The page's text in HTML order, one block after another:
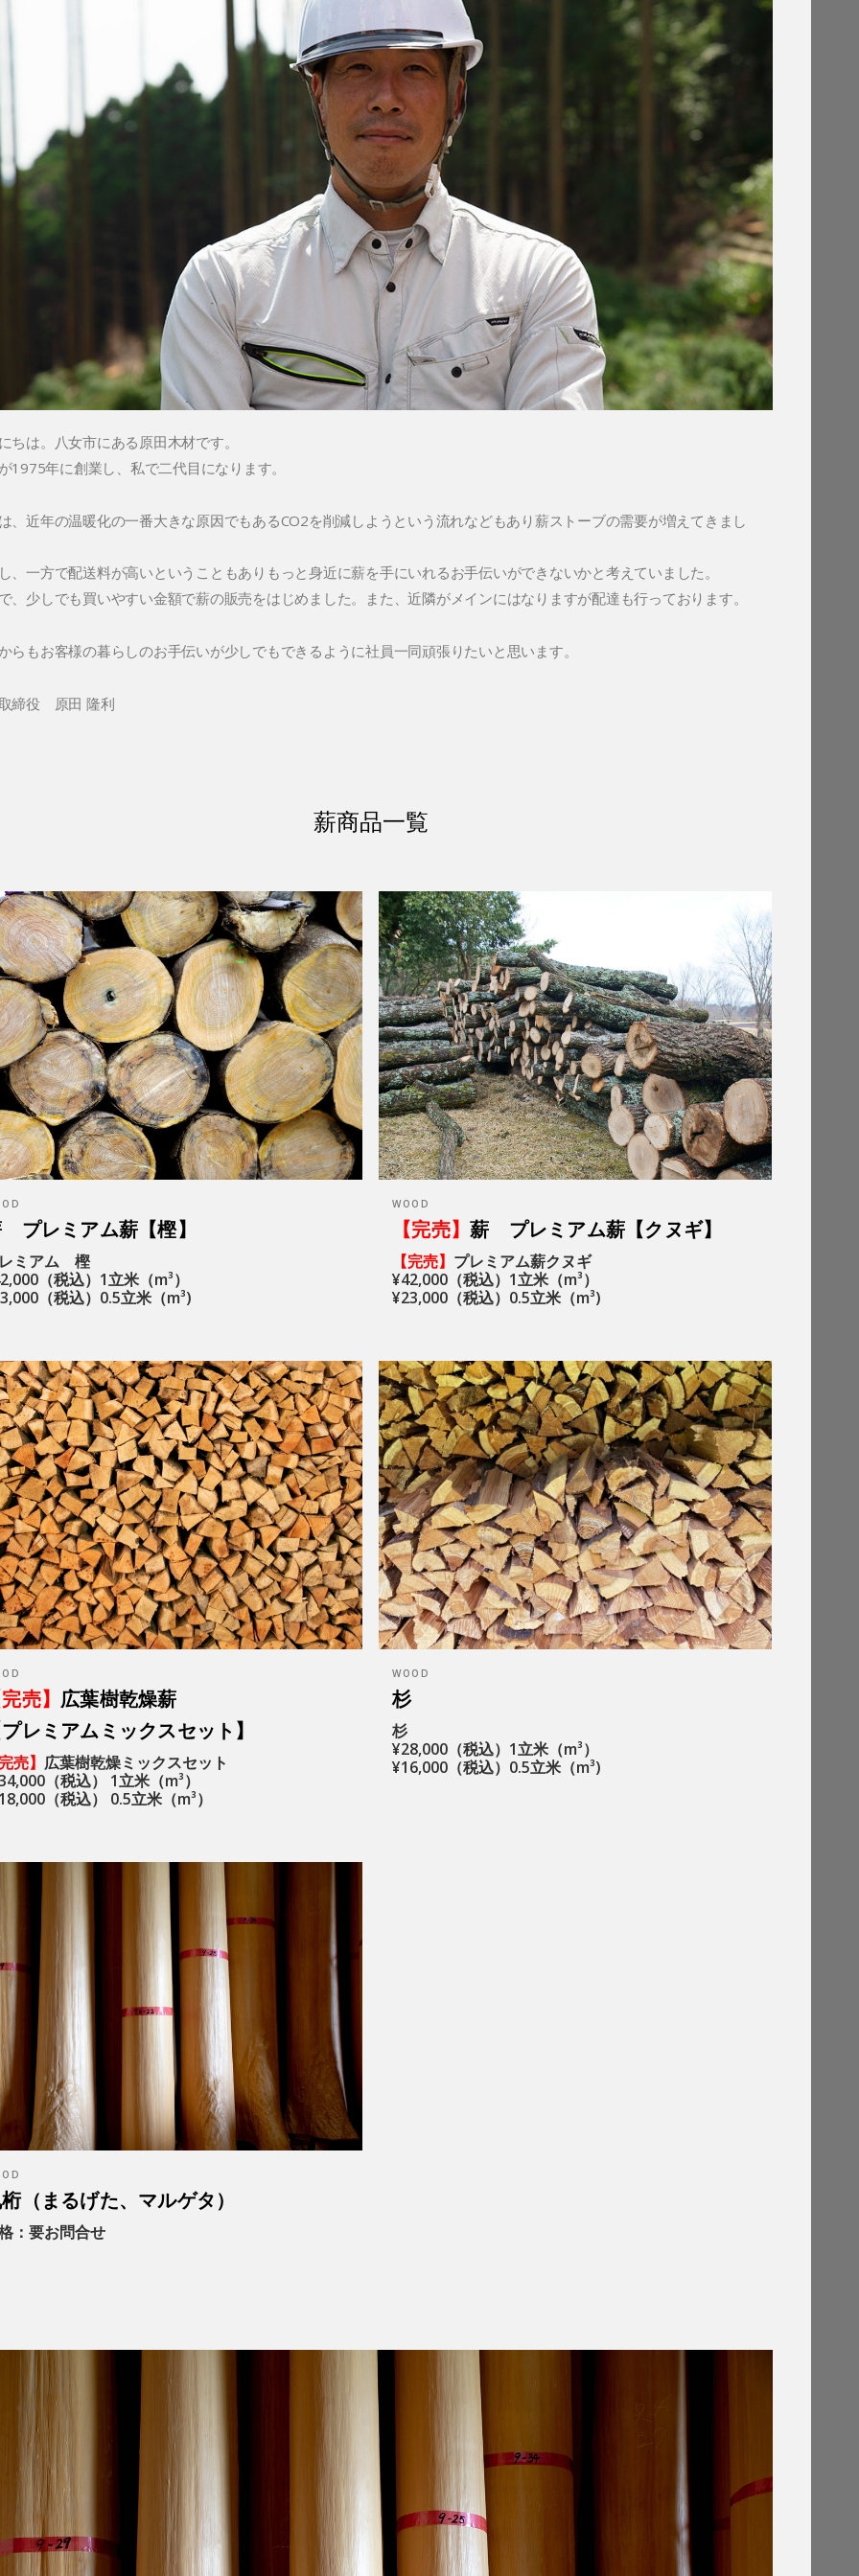
ちは。八女市にある原田木材です。
1975年に創業し、私で二代目になります。
、近年の温暖化の一番大きな原因でもあるCO2を削減しようという流れなどもあり薪ストーブの需要が増えてきまし
、一方で配送料が高いということもありもっと身近に薪を手にいれるお手伝いができないかと考えていました。
、少しでも買いやすい金額で薪の販売をはじめました。また、近隣がメインにはなりますが配達も行っております。
らもお客様の暮らしのお手伝いが少しでもできるように社員一同頑張りたいと思います。
締役 原田 隆利
薪商品一覧
プレミアム薪【樫】
ミアム 樫
（税込）1立米（m³）
（税込）0.5立米（m³)
WOOD
【完売】薪 プレミアム薪【クヌギ】
【完売】 プレミアム薪クヌギ
¥42,000（税込）1立米（m³）
¥23,000（税込）0.5立米（m³)
売】広葉樹乾燥薪
レミアムミックスセット】
売】 広葉樹乾燥ミックスセット
（税込） 1立米（m³）
（税込） 0.5立米（m³）
WOOD
杉
杉
¥28,000（税込）1立米（m³）
¥16,000（税込）0.5立米（m³)
（まるげた、マルゲタ）
：要お問合せ